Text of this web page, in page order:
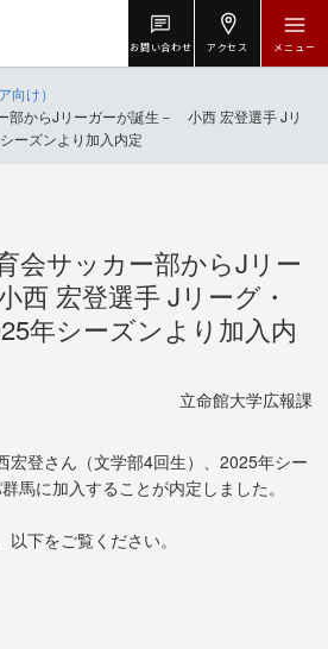
お問い合わせ アクセス メニュー
向け）
部からJリーガーが誕生－ 小西 宏登選手 Jリ
ーズンより加入内定
会サッカー部からJリー
宏登選手 Jリーグ・
年シーズンより加入内
立命館大学広報課
登さん（文学部4回生）、2025年シー
馬に加入することが内定しました。
下をご覧ください。